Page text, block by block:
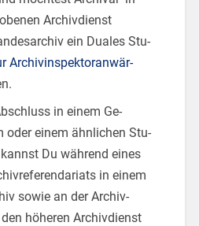
Ar­chiv­dienst
ein Dua­les Stu­
Ar­chi­vinspek­tor­an­wär­
in einem Ge­
oder einem ähn­li­chen Stu­
Du wäh­rend eines
in einem
sowie an der Ar­chiv­
hö­he­ren Ar­chiv­dienst